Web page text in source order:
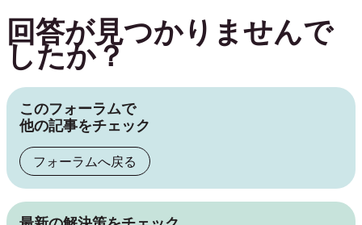
回答が見つかりませんで
したか？
このフォーラムで
他の記事をチェック
フォーラムへ戻る